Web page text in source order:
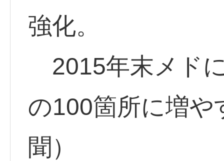
強化。
2015年末メド
の100箇所に増
聞）